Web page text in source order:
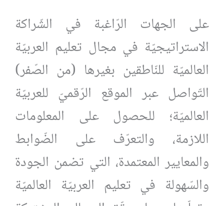
على الجهات الرّاغبة في الشّراكة
الاستراتيجيّة في مجال تعليم العربيّة
العالميّة للنّاطقين بغيرها (من الصّفر)
التّواصل عبر الموقع الرّقميّ للعربيّة
العالميّة؛ للحصول على المعلومات
اللازمة، والتعرّف على الضّوابط
والمعايير المعتمدة، التي تضمن الجودة
والسّهولة في تعليم العربيّة العالميّة